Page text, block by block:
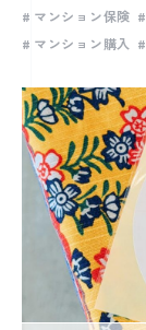
マンション保険
マンション購入